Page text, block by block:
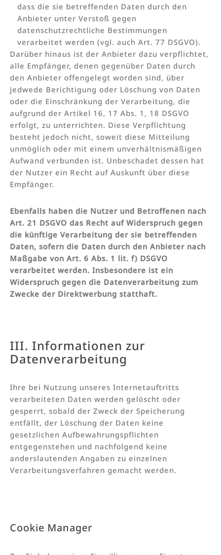
dass die sie betreffenden Daten durch den
Anbieter unter Verstoß gegen
datenschutzrechtliche Bestimmungen
verarbeitet werden (vgl. auch Art. 77 DSGVO).
Darüber hinaus ist der Anbieter dazu verpflichtet,
alle Empfänger, denen gegenüber Daten durch
den Anbieter offengelegt worden sind, über
jedwede Berichtigung oder Löschung von Daten
oder die Einschränkung der Verarbeitung, die
aufgrund der Artikel 16, 17 Abs. 1, 18 DSGVO
erfolgt, zu unterrichten. Diese Verpflichtung
besteht jedoch nicht, soweit diese Mitteilung
unmöglich oder mit einem unverhältnismäßigen
Aufwand verbunden ist. Unbeschadet dessen hat
der Nutzer ein Recht auf Auskunft über diese
Empfänger.
Ebenfalls haben die Nutzer und Betroffenen nach
Art. 21 DSGVO das Recht auf Widerspruch gegen
die künftige Verarbeitung der sie betreffenden
Daten, sofern die Daten durch den Anbieter nach
Maßgabe von Art. 6 Abs. 1 lit. f) DSGVO
verarbeitet werden. Insbesondere ist ein
Widerspruch gegen die Datenverarbeitung zum
Zwecke der Direktwerbung statthaft.
III. Informationen zur
Datenverarbeitung
Ihre bei Nutzung unseres Internetauftritts
verarbeiteten Daten werden gelöscht oder
gesperrt, sobald der Zweck der Speicherung
entfällt, der Löschung der Daten keine
gesetzlichen Aufbewahrungspflichten
entgegenstehen und nachfolgend keine
anderslautenden Angaben zu einzelnen
Verarbeitungsverfahren gemacht werden.
Cookie Manager